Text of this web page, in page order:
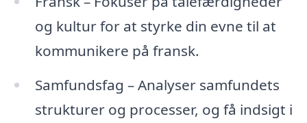
og kultur for at styrke din evne til at
kommunikere på fransk.
Samfundsfag – Analyser samfundets
strukturer og processer, og få indsigt i